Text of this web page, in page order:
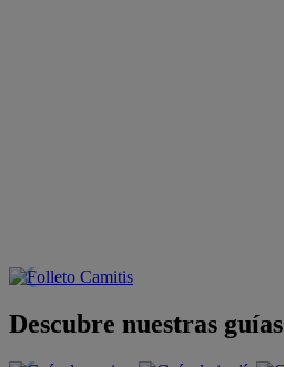
Descubre nuestras guías